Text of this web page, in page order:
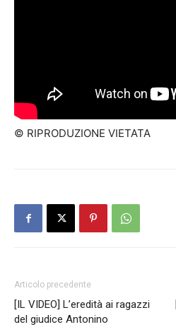
© RIPRODUZIONE VIETATA
Articolo precedente
[IL VIDEO] L’eredità ai ragazzi
del giudice Antonino